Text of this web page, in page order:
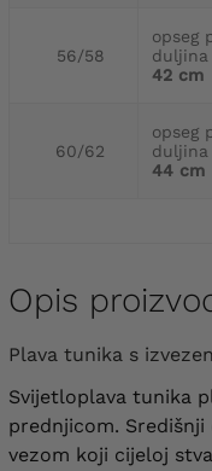
56/58
opseg
duljina
42 cm
60/62
opseg
duljina
44 cm
Opis
Plava tunika s
Svijetloplava tunika
prednjicom.
vezom koji cijeloj